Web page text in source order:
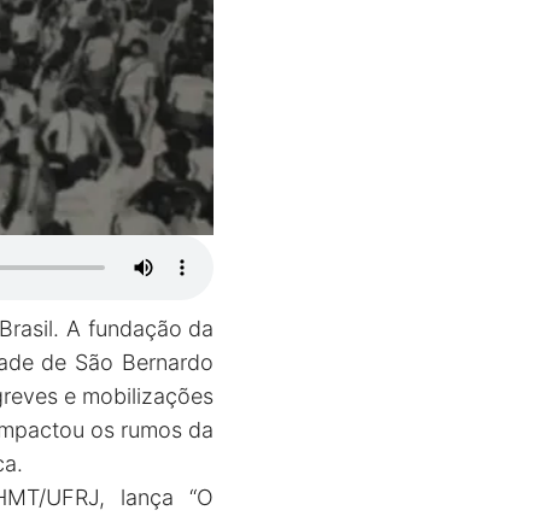
A fundação da
de São Bernardo
e mobilizações
os rumos da
UFRJ, lança “O